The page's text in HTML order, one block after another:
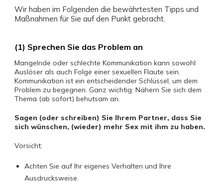
Wir haben im Folgenden die bewährtesten Tipps und
Maßnahmen für Sie auf den Punkt gebracht.
(1) Sprechen Sie das Problem an
Mangelnde oder schlechte Kommunikation kann sowohl
Auslöser als auch Folge einer sexuellen Flaute sein.
Kommunikation ist ein entscheidender Schlüssel, um dem
Problem zu begegnen. Ganz wichtig: Nähern Sie sich dem
Thema (ab sofort) behutsam an.
Sagen (oder schreiben) Sie Ihrem Partner, dass Sie
sich wünschen, (wieder) mehr Sex mit ihm zu haben.
Vorsicht:
Achten Sie auf Ihr eigenes Verhalten und Ihre
Ausdrucksweise.